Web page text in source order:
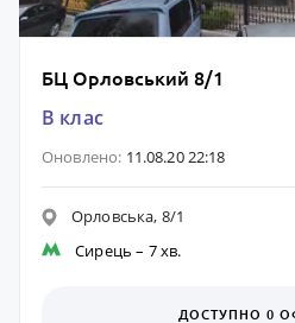
БЦ Орловський 8/1
B клас
Оновлено: 11.08.20 22:18
Орловська, 8/1
Сирець – 7 хв.
ДОСТУПНО 0